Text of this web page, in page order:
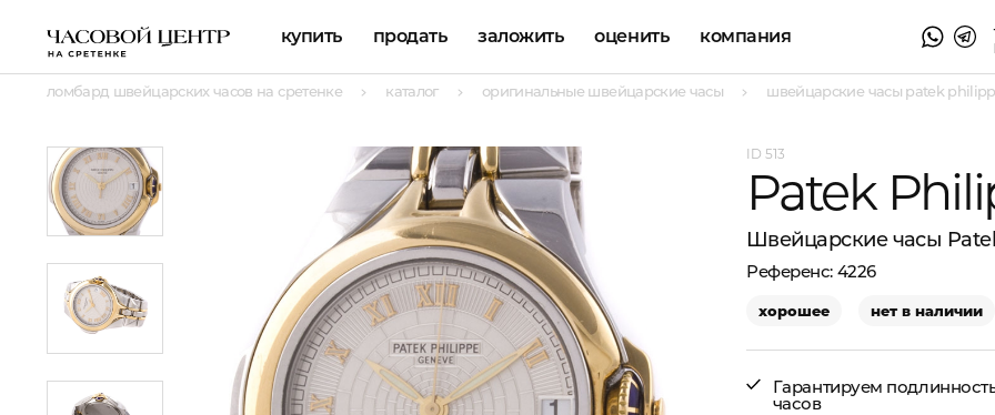
купить продать заложить оценить компания
ломбард швейцарских часов на сретенке каталог оригинальные швейцарские часы швейцарские часы patek
513
Patek
Швейцарские часы
4226
хорошее нет в наличии
Гарантируем
часов